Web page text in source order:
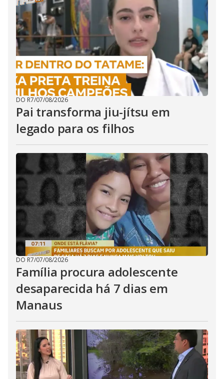
DO R7/07/08/2026
Pai transforma jiu-jítsu em
legado para os filhos
DO R7/07/08/2026
Família procura adolescente
desaparecida há 7 dias em
Manaus